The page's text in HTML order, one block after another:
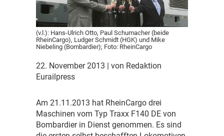
(v.l.): Hans-Ulrich Otto, Paul Schumacher (beide
RheinCargo), Ludger Schmidt (HGK) und Mike
Niebeling (Bombardier); Foto: RheinCargo
22. November 2013 | von Redaktion
Eurailpress
Am 21.11.2013 hat RheinCargo drei
Maschinen vom Typ Traxx F140 DE von
Bombardier in Dienst genommen. Es sind